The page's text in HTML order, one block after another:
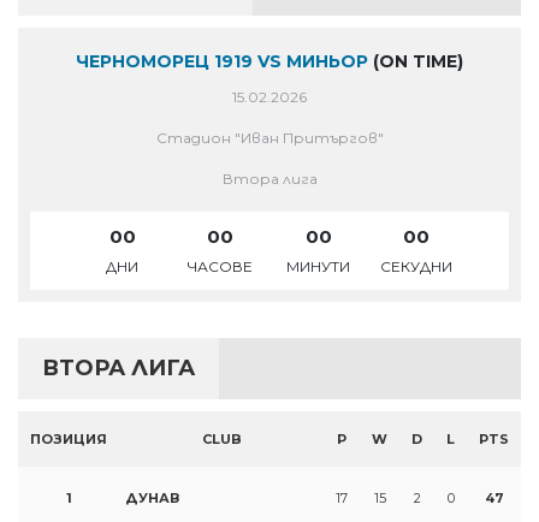
ЧЕРНОМОРЕЦ 1919 VS МИНЬОР (ON TIME)
15.02.2026
Стадион "Иван Притъргов"
Втора лига
00
ДНИ
00
ЧАСОВЕ
00
МИНУТИ
00
СЕКУДНИ
ВТОРА ЛИГА
ПОЗИЦИЯ CLUB P W D L PTS
1 ДУНАВ 17 15 2 0 47